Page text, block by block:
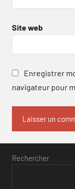
Site web
Enregistrer
navigateur pour
Rechercher